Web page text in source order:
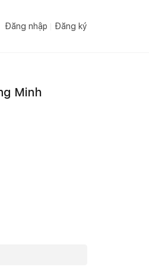
Đăng nhập Đăng ký
Minh